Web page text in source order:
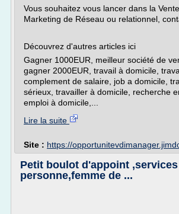
Vous souhaitez vous lancer dans la
Marketing de Réseau ou relationnel,
Découvrez d'autres articles ici
Gagner 1000EUR, meilleur société de
gagner 2000EUR, travail à domicile,
complement de salaire, job a domicile,
sérieux, travailler à domicile, recherche
emploi à domicile,...
Lire la suite
Site : https://
Petit boulot d'appoint
personne,femme de ...